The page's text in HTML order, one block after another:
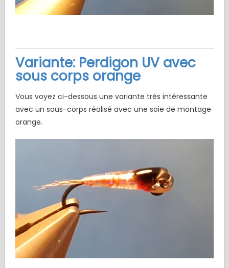
Variante: Perdigon UV avec
sous corps orange
Vous voyez ci-dessous une variante très intéressante
avec un sous-corps réalisé avec une soie de montage
orange.